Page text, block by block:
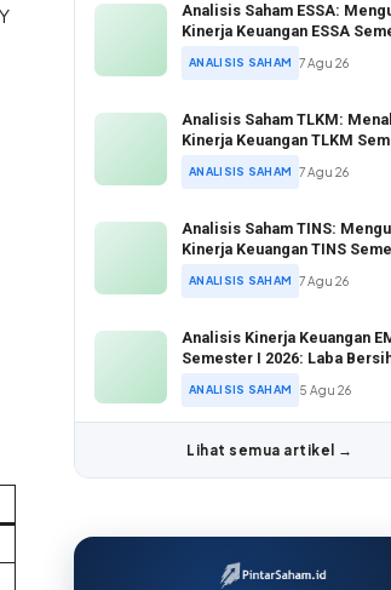
Analisis Saham ESSA:
Kinerja Keuangan ESSA
ANALISIS SAHAM 7 Agu 26
Analisis Saham TLKM:
Kinerja Keuangan TLKM
ANALISIS SAHAM 7 Agu 26
Analisis Saham TINS:
Kinerja Keuangan TINS
ANALISIS SAHAM 7 Agu 26
Analisis Kinerja Keuangan
Semester I 2026: Laba
ANALISIS SAHAM 5 Agu 26
Lihat semua artikel →